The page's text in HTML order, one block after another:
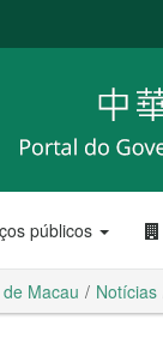
públicos
Macau Notícias